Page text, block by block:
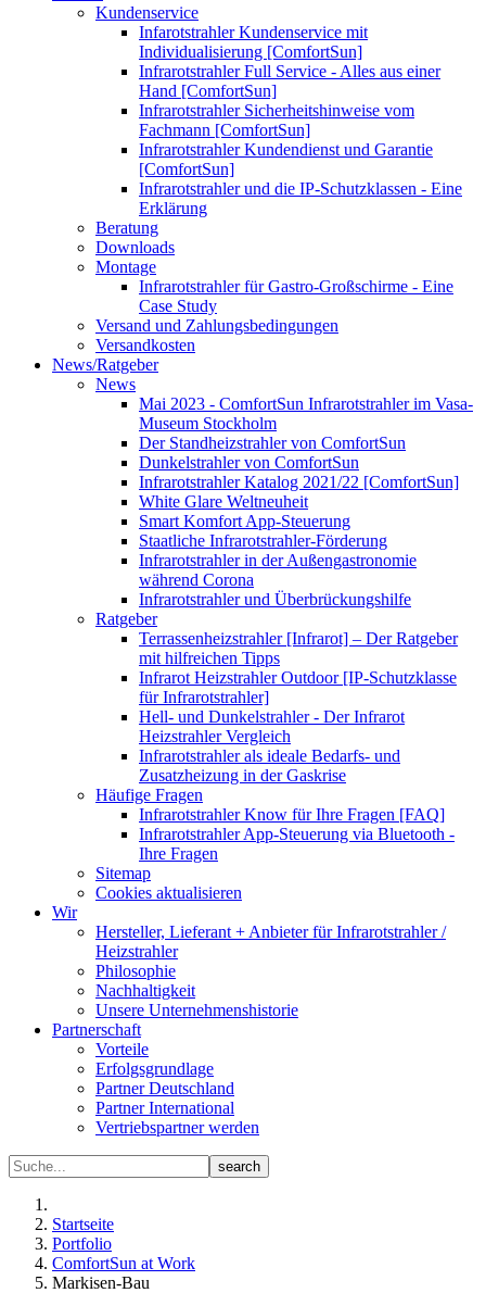
Kundenservice
Infarotstrahler Kundenservice mit
Individualisierung [ComfortSun]
Infrarotstrahler Full Service - Alles aus einer
Hand [ComfortSun]
Infrarotstrahler Sicherheitshinweise vom
Fachmann [ComfortSun]
Infrarotstrahler Kundendienst und Garantie
[ComfortSun]
Infrarotstrahler und die IP-Schutzklassen - Eine
Erklärung
Beratung
Downloads
Montage
Infrarotstrahler für Gastro-Großschirme - Eine
Case Study
Versand und Zahlungsbedingungen
Versandkosten
News/Ratgeber
News
Mai 2023 - ComfortSun Infrarotstrahler im Vasa-
Museum Stockholm
Der Standheizstrahler von ComfortSun
Dunkelstrahler von ComfortSun
Infrarotstrahler Katalog 2021/22 [ComfortSun]
White Glare Weltneuheit
Smart Komfort App-Steuerung
Staatliche Infrarotstrahler-Förderung
Infrarotstrahler in der Außengastronomie
während Corona
Infrarotstrahler und Überbrückungshilfe
Ratgeber
Terrassenheizstrahler [Infrarot] – Der Ratgeber
mit hilfreichen Tipps
Infrarot Heizstrahler Outdoor [IP-Schutzklasse
für Infrarotstrahler]
Hell- und Dunkelstrahler - Der Infrarot
Heizstrahler Vergleich
Infrarotstrahler als ideale Bedarfs- und
Zusatzheizung in der Gaskrise
Häufige Fragen
Infrarotstrahler Know für Ihre Fragen [FAQ]
Infrarotstrahler App-Steuerung via Bluetooth -
Ihre Fragen
Sitemap
Cookies aktualisieren
Wir
Hersteller, Lieferant + Anbieter für Infrarotstrahler /
Heizstrahler
Philosophie
Nachhaltigkeit
Unsere Unternehmenshistorie
Partnerschaft
Vorteile
Erfolgsgrundlage
Partner Deutschland
Partner International
Vertriebspartner werden
Startseite
Portfolio
ComfortSun at Work
Markisen-Bau